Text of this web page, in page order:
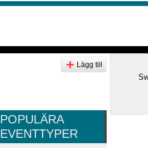
Lägg till
POPULÄRA
EVENTTYPER